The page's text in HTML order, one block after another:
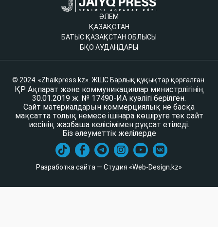
ӘЛЕМ
ҚАЗАҚСТАН
БАТЫС ҚАЗАҚСТАН ОБЛЫСЫ
БҚО АУДАНДАРЫ
© 2024. «Zhaikpress.kz». ЖШС Барлық құқықтар қорғалған.
ҚР Ақпарат және коммуникациялар министрлігінің
30.01.2019 ж. № 17490-ИА куәлігі берілген.
Сайт материалдарын коммерциялық не басқа
мақсатта толық немесе ішінара көшіруге тек сайт
иесінің жазбаша келісімімен рұқсат етіледі.
Біз әлеуметтік желілерде
Разработка сайта — Студия «Web-Design.kz»